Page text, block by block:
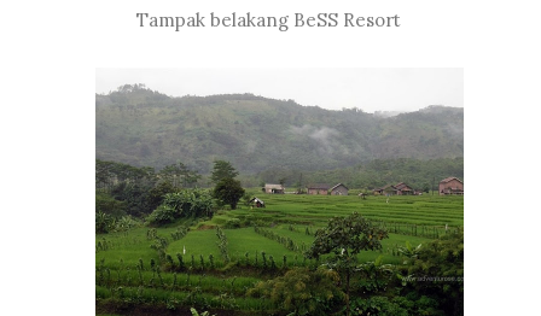
Tampak belakang BeSS Resort